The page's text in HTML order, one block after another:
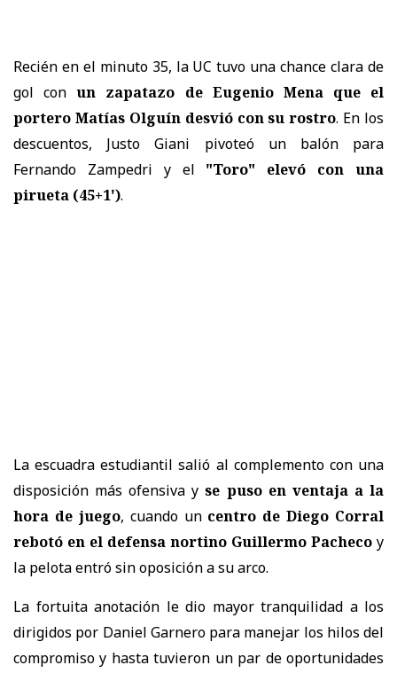
Recién en el minuto 35, la UC tuvo una chance clara de
gol conun zapatazo de Eugenio Mena que el
portero Matías Olguín desvió con su rostro. En los
descuentos, Justo Giani pivoteó un balón para
Fernando Zampedri y el "Toro" elevó con una
pirueta (45+1').
La escuadra estudiantil salió al complemento con una
disposición más ofensiva yse puso en ventaja a la
hora de juego, cuando uncentro de Diego Corral
rebotó en el defensa nortino Guillermo Pacheco y
la pelota entró sin oposición a su arco.
La fortuita anotación le dio mayor tranquilidad a los
dirigidos por Daniel Garnero para manejar los hilos del
compromiso y hasta tuvieron un par de oportunidades